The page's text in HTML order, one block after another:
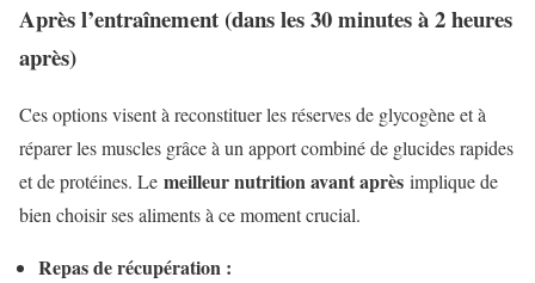
Après l’entraînement (dans les 30 minutes à 2 heures
après)
Ces options visent à reconstituer les réserves de glycogène et à
réparer les muscles grâce à un apport combiné de glucides rapides
et de protéines. Le meilleur nutrition avant après implique de
bien choisir ses aliments à ce moment crucial.
Repas de récupération :